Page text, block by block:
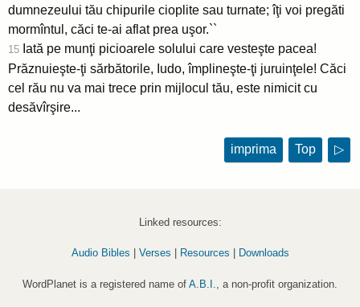
dumnezeului tău chipurile cioplite sau turnate; îţi voi pregăti
mormîntul, căci te-ai aflat prea uşor.``
15 Iată pe munţi picioarele solului care vesteşte pacea!
Prăznuieşte-ţi sărbătorile, Iudo, împlineşte-ţi juruinţele! Căci
cel rău nu va mai trece prin mijlocul tău, este nimicit cu
desăvîrşire...
imprima Top ▷
Linked resources:
Audio Bibles Verses Resources Downloads
WordPlanet is a registered name of A.B.I. , a non-profit organization.